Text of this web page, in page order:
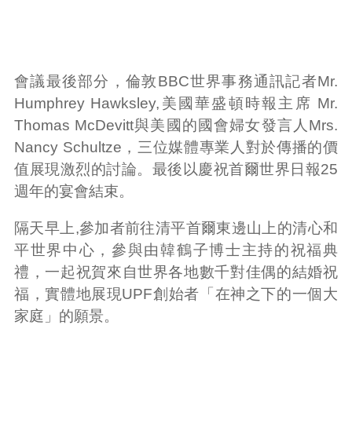
會議最後部分，倫敦BBC世界事務通訊記者Mr.
Humphrey Hawksley,美國華盛頓時報主席 Mr.
Thomas McDevitt與美國的國會婦女發言人Mrs.
Nancy Schultze，三位媒體專業人對於傳播的價
值展現激烈的討論。最後以慶祝首爾世界日報25
週年的宴會結束。
隔天早上,參加者前往清平首爾東邊山上的清心和
平世界中心，參與由韓鶴子博士主持的祝福典
禮，一起祝賀來自世界各地數千對佳偶的結婚祝
福，實體地展現UPF創始者「在神之下的一個大
家庭」的願景。